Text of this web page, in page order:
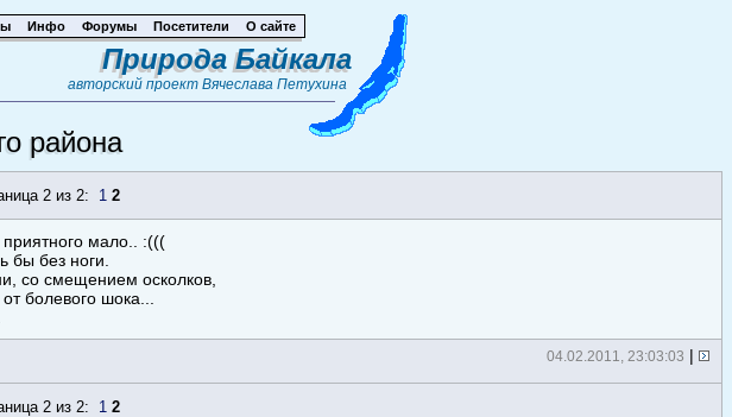
Инфо Форумы Посетители О сайте
Природа Байкала
авторский проект Вячеслава Петухина
района
2 из 2: 1 2
мало.. :(((
бы без ноги.
со смещением осколков,
болевого шока...
04.02.2011, 23:03:03 |
2 из 2: 1 2